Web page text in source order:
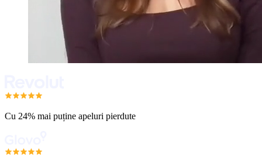
Cu 24% mai puține apeluri pierdute